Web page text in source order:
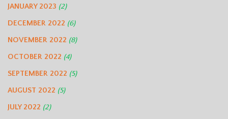
JANUARY 2023 (2)
DECEMBER 2022 (6)
NOVEMBER 2022 (8)
OCTOBER 2022 (4)
SEPTEMBER 2022 (5)
AUGUST 2022 (5)
JULY 2022 (2)